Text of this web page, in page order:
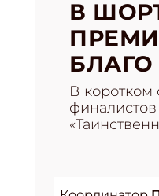
В
В коротком